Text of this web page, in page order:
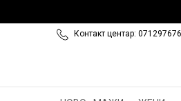
Контакт центар: